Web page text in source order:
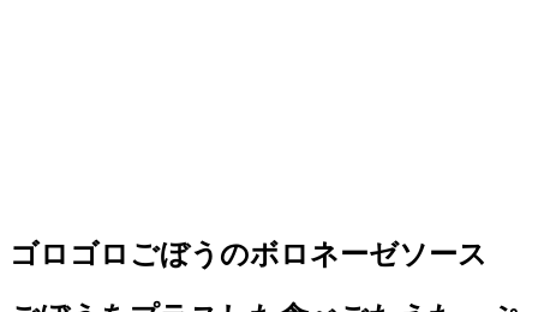
ゴロゴロごぼうのボロネーゼソース